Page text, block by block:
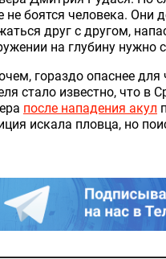
не боятся человека. Они
друг с другом,
на глубину нужно
гораздо опаснее для
стало известно, что в
после нападения акул
искала пловца, но